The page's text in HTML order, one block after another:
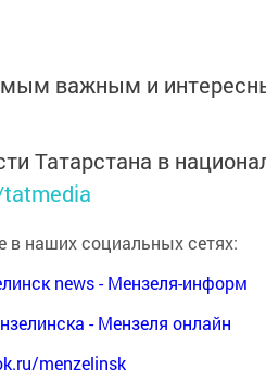
важным и
Татарстана в
в наших социальных сетях:
news - Мензеля-информ
- Мензеля онлайн
menzelinsk